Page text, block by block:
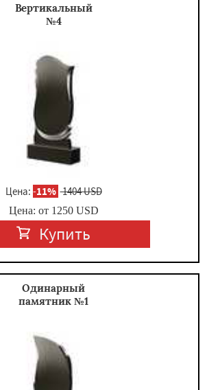
Вертикальный
№4
Цена: -11% 1404 USD
Цена: от 1250USD
Купить
Одинарный
памятник №1